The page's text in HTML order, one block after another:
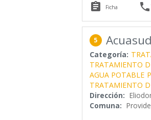
 Ficha 
5
Categoría:
TRATAMIENTO
AGUA POTABLE
TRATAMIENTO
Dirección:
Comuna: